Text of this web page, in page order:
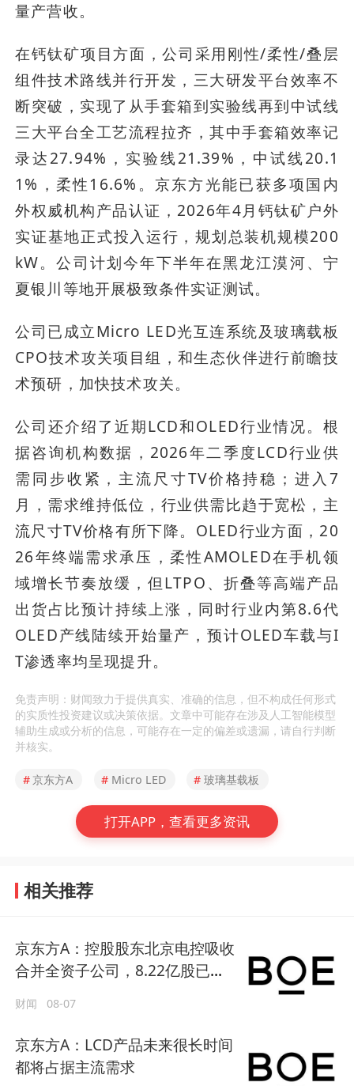
量产营收。
在钙钛矿项目方面，公司采用刚性/柔性/叠层
组件技术路线并行开发，三大研发平台效率不
断突破，实现了从手套箱到实验线再到中试线
三大平台全工艺流程拉齐，其中手套箱效率记
录达27.94%，实验线21.39%，中试线20.1
1%，柔性16.6%。京东方光能已获多项国内
外权威机构产品认证，2026年4月钙钛矿户外
实证基地正式投入运行，规划总装机规模200
kW。公司计划今年下半年在黑龙江漠河、宁
夏银川等地开展极致条件实证测试。
公司已成立Micro LED光互连系统及玻璃载板
CPO技术攻关项目组，和生态伙伴进行前瞻技
术预研，加快技术攻关。
公司还介绍了近期LCD和OLED行业情况。根
据咨询机构数据，2026年二季度LCD行业供
需同步收紧，主流尺寸TV价格持稳；进入7
月，需求维持低位，行业供需比趋于宽松，主
流尺寸TV价格有所下降。OLED行业方面，20
26年终端需求承压，柔性AMOLED在手机领
域增长节奏放缓，但LTPO、折叠等高端产品
出货占比预计持续上涨，同时行业内第8.6代
OLED产线陆续开始量产，预计OLED车载与I
T渗透率均呈现提升。
免责声明：财闻致力于提供真实、准确的信息，但不构成任何形式
的实质性投资建议或决策依据。文章中可能存在涉及人工智能模型
辅助生成或分析的信息，可能存在一定的偏差或遗漏，请自行判断
并核实。
# 京东方A # Micro LED # 玻璃基载板
打开APP，查看更多资讯
相关推荐
京东方A：控股股东北京电控吸收
合并全资子公司，8.22亿股已过
财闻 08-07
京东方A：LCD产品未来很长时间
都将占据主流需求